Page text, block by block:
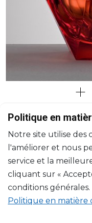
200ml,
Politique en
Notre site utilise des
l'améliorer et nous
service et la
cliquant sur «
conditions générales.
Politique en matière